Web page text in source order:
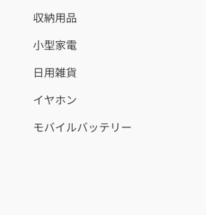
収納用品
小型家電
日用雑貨
イヤホン
モバイルバッテリー